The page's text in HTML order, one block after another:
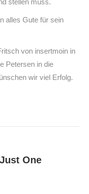
alles Gute für sein
von insertmoin in
Petersen in die
wir viel Erfolg.
One